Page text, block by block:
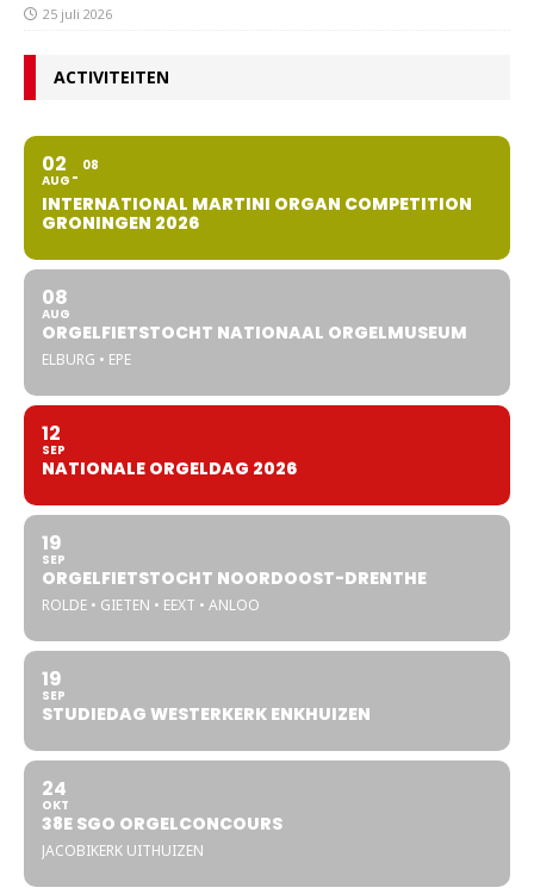
25 juli 2026
ACTIVITEITEN
02
AUG
08
INTERNATIONAL MARTINI ORGAN COMPETITION
GRONINGEN 2026
08
AUG
ORGELFIETSTOCHT NATIONAAL ORGELMUSEUM
ELBURG • EPE
12
SEP
NATIONALE ORGELDAG 2026
19
SEP
ORGELFIETSTOCHT NOORDOOST-DRENTHE
ROLDE • GIETEN • EEXT • ANLOO
19
SEP
STUDIEDAG WESTERKERK ENKHUIZEN
24
OKT
38E SGO ORGELCONCOURS
JACOBIKERK UITHUIZEN